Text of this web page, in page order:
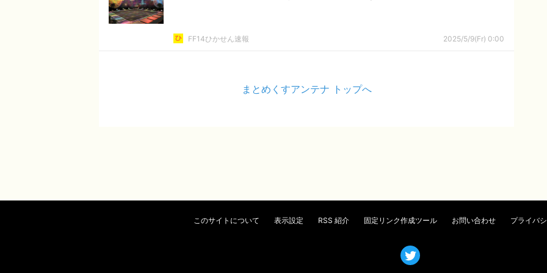
FF14ひかせん速報 2025/5/9(Fr) 0:00
まとめくすアンテナ トップへ
このサイトについて 表示設定 RSS 紹介 固定リンク作成ツール お問い合わせ プライバ